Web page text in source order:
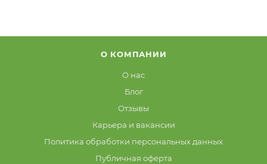
О КОМПАНИИ
О нас
Блог
Отзывы
Карьера и вакансии
Политика обработки персональных данных
Публичная оферта